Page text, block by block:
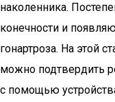
наколенника.
конечности и
гонартроза. На этой
можно подтвердить
с помощью